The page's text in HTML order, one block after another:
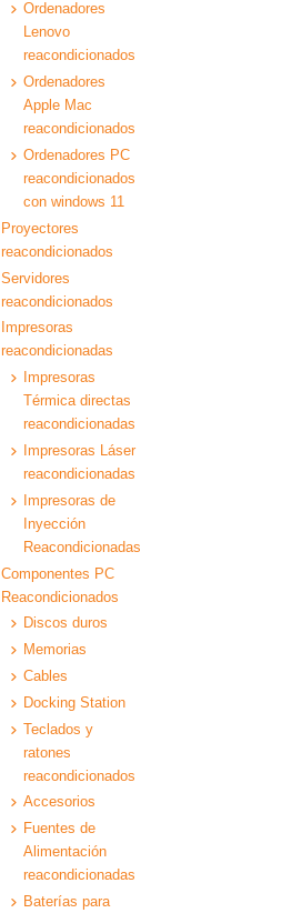
Ordenadores
Lenovo
reacondicionados
Ordenadores
Apple Mac
reacondicionados
Ordenadores PC
reacondicionados
con windows 11
Proyectores
reacondicionados
Servidores
reacondicionados
Impresoras
reacondicionadas
Impresoras
Térmica directas
reacondicionadas
Impresoras Láser
reacondicionadas
Impresoras de
Inyección
Reacondicionadas
Componentes PC
Reacondicionados
Discos duros
Memorias
Cables
Docking Station
Teclados y
ratones
reacondicionados
Accesorios
Fuentes de
Alimentación
reacondicionadas
Baterías para